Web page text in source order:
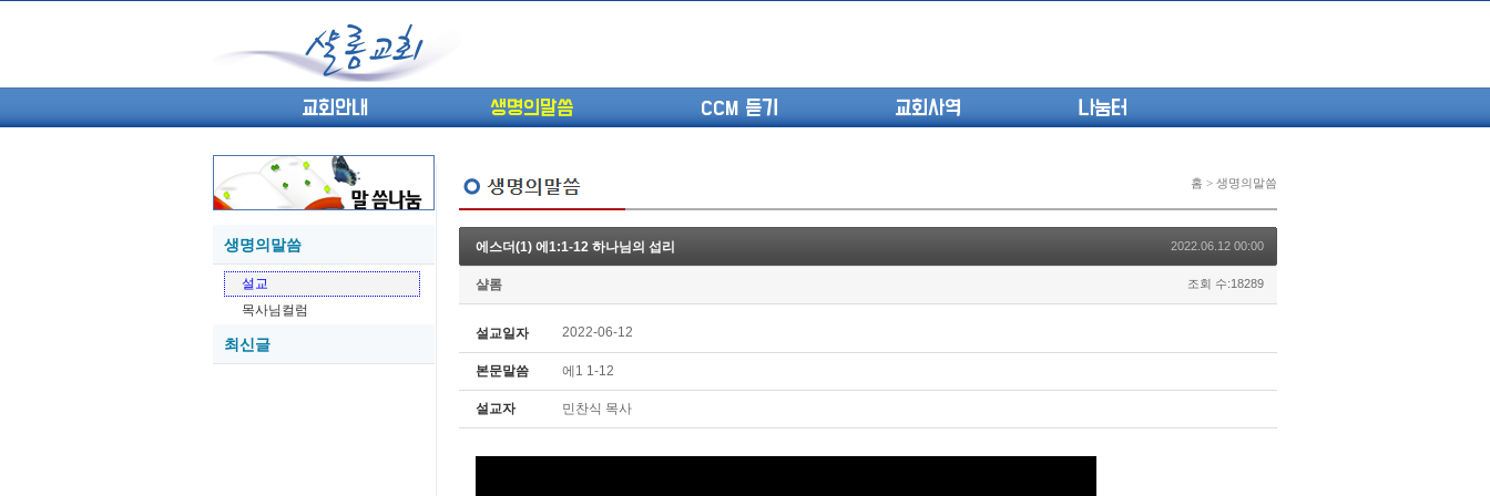
교회안내 생명의말씀 CCM 듣기 교회사역 나눔터
생명의말씀
설교
목사님컬럼
최신글
05-26 (고린도전서12) 고전7:23-40 ...
05-20 (고린도전서10) 고전6:1~11 ...
05-20 (고린도전서9) 고전5:1-13 ...
05-18 (고린도전서7) 고전4:1-8 판...
홈 > 생명의말씀
에스더(1) 에1:1-12 하나님의 섭리 2022.06.12 00:00
샬롬 조회 수:18289
설교일자 2022-06-12
본문말씀 에1 1-12
설교자 민찬식 목사